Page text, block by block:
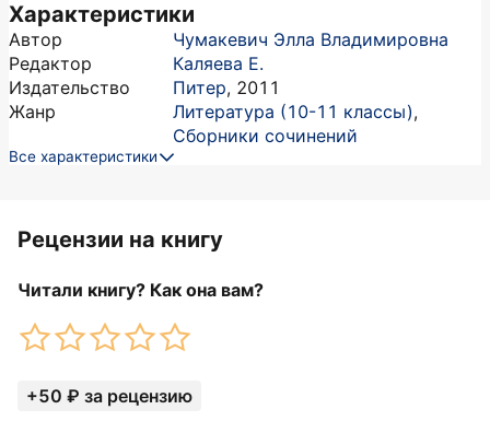
Характеристики
Автор
Чумакевич Элла Владимировна
Редактор
Каляева Е.
Издательство
Питер, 2011
Жанр
Литература (10-11 классы),
Сборники сочинений
Все характеристики
Рецензии на книгу
Читали книгу? Как она вам?
+50 ₽ за рецензию